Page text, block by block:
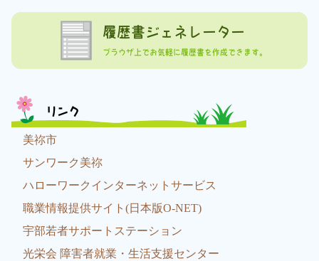
履歴書ジェネレーター
ブラウザ上でお気軽に履歴書を作成できます。
リンク
美祢市
サンワーク美祢
ハローワークインターネットサービス
職業情報提供サイト(日本版O-NET)
宇部若者サポートステーション
光栄会 障害者就業・生活支援センター